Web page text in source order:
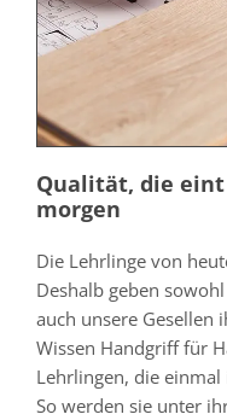
Qualität, die
morgen
Die Lehrlinge von
Deshalb geben
auch unsere Gesellen
Wissen Handgriff für
Lehrlingen, die
So werden sie unter